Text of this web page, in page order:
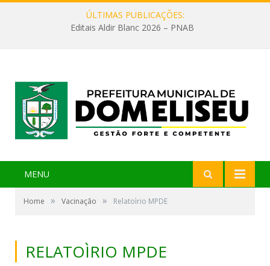
ÚLTIMAS PUBLICAÇÕES:
Editais Aldir Blanc 2026 – PNAB
MENU
Home » Vacinação » Relatoìrio MPDE
RELATOÌRIO MPDE